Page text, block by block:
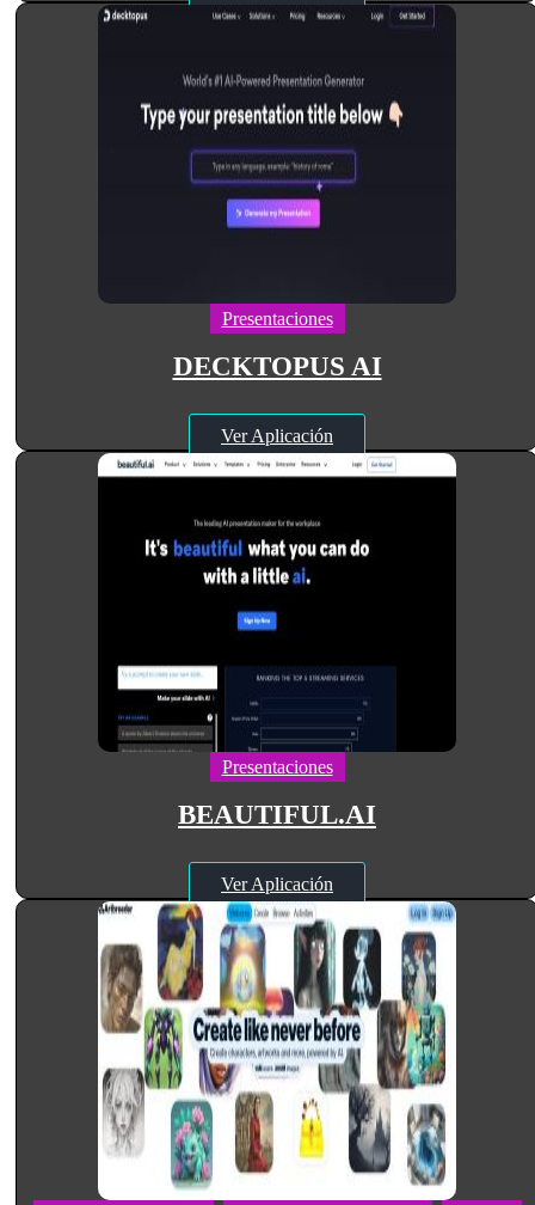
Presentaciones
DECKTOPUS AI
Ver Aplicación
Presentaciones
BEAUTIFUL.AI
Ver Aplicación